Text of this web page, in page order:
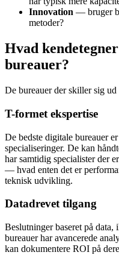
Innovation — bruger
metoder?
Hvad
bureauer?
De bureauer der skiller sig
T-formet ekspertise
De bedste digitale bureauer
specialiseringer. De kan
har samtidig specialister der
— hvad enten det er
teknisk udvikling.
Datadrevet tilgang
Beslutninger baseret på data,
bureauer har avancerede
kan dokumentere ROI på